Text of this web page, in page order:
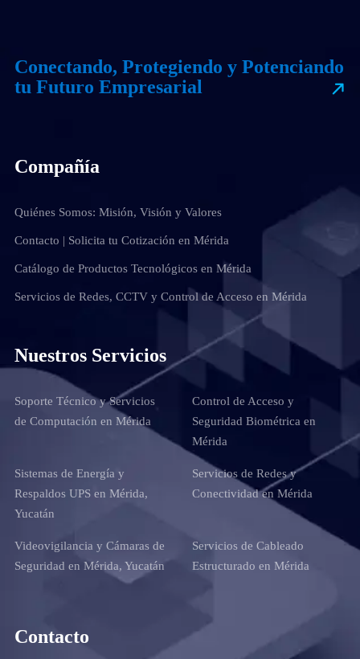
Conectando, Protegiendo y Potenciando
tu Futuro Empresarial
Compañía
Quiénes Somos: Misión, Visión y Valores
Contacto | Solicita tu Cotización en Mérida
Catálogo de Productos Tecnológicos en Mérida
Servicios de Redes, CCTV y Control de Acceso en Mérida
Nuestros Servicios
Soporte Técnico y Servicios
de Computación en Mérida
Control de Acceso y
Seguridad Biométrica en
Mérida
Sistemas de Energía y
Respaldos UPS en Mérida,
Yucatán
Servicios de Redes y
Conectividad en Mérida
Videovigilancia y Cámaras de
Seguridad en Mérida, Yucatán
Servicios de Cableado
Estructurado en Mérida
Contacto